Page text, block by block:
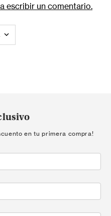
escribir un comentario.
en tu primera compra!